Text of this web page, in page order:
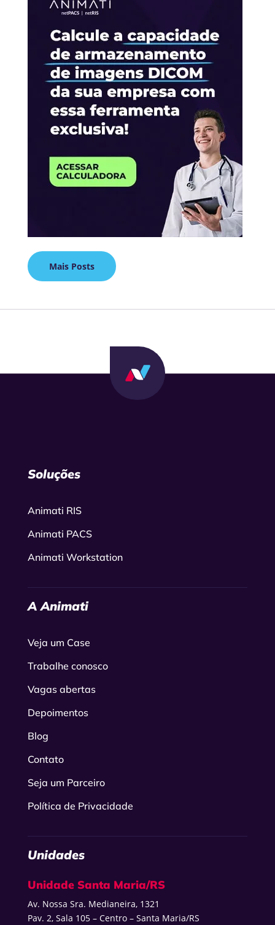
Mais Posts
Soluções
Animati RIS
Animati PACS
Animati Workstation
A Animati
Veja um Case
Trabalhe conosco
Vagas abertas
Depoimentos
Blog
Contato
Seja um Parceiro
Política de Privacidade
Unidades
Unidade Santa Maria/RS
Av. Nossa Sra. Medianeira, 1321
Pav. 2, Sala 105 – Centro – Santa Maria/RS